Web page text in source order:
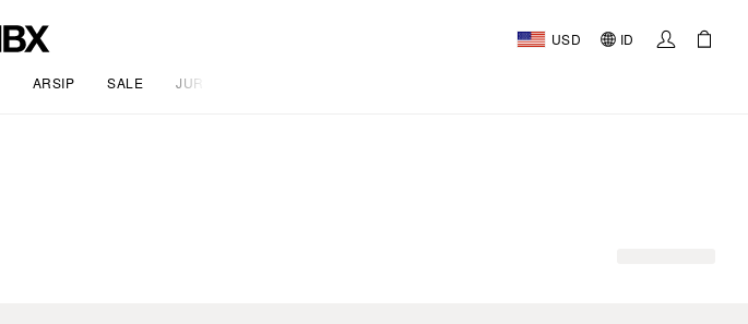
USD ID
ARSIP SALE JURNAL